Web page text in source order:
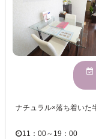
11：00～19：00